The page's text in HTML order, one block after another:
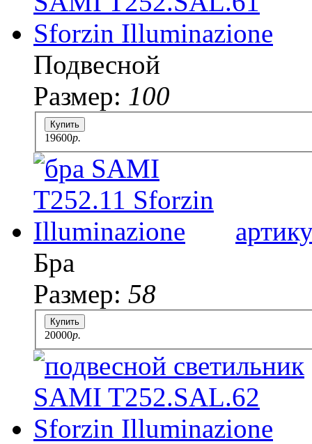
Подвесной
Размер: 100
Купить
19600p.
Бра
Размер: 58
Купить
20000p.